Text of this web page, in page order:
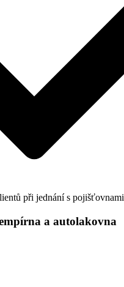
při jednání s pojišťovnami
a autolakovna